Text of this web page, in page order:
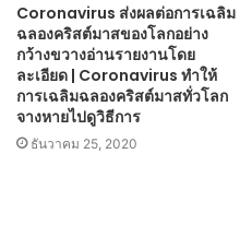
Coronavirus ส่งผลต่อการเฉลิม
ฉลองคริสต์มาสของโลกอย่าง
กว้างขวางอ่านรายงานโดย
ละเอียด | Coronavirus ทำให้
การเฉลิมฉลองคริสต์มาสทั่วโลก
จางหายไปดูวิธีการ
ธันวาคม 25, 2020